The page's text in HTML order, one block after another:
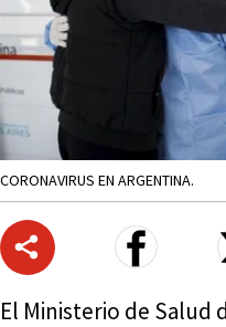
CORONAVIRUS EN ARGENTINA.
El Ministerio de Salud